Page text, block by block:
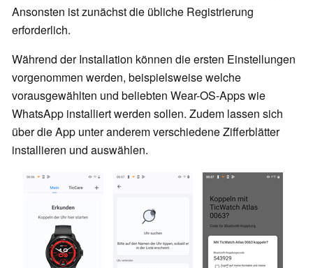
Ansonsten ist zunächst die übliche Registrierung
erforderlich.
Während der Installation können die ersten Einstellungen
vorgenommen werden, beispielsweise welche
vorausgewählten und beliebten Wear-OS-Apps wie
WhatsApp installiert werden sollen. Zudem lassen sich
über die App unter anderem verschiedene Zifferblätter
installieren und auswählen.